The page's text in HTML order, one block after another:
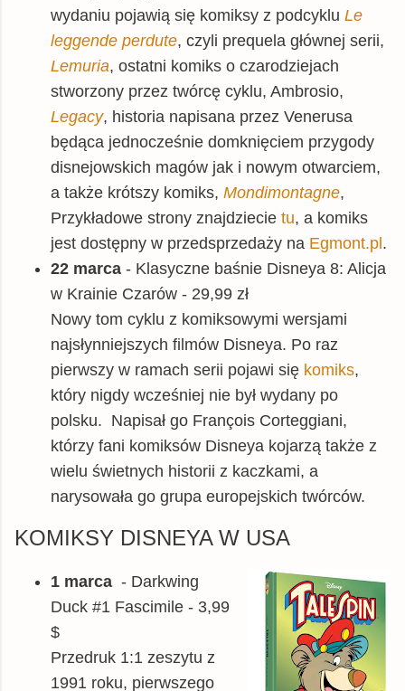
wydaniu pojawią się komiksy z podcyklu Le
leggende perdute, czyli prequela głównej serii,
Lemuria, ostatni komiks o czarodziejach
stworzony przez twórcę cyklu, Ambrosio,
Legacy, historia napisana przez Venerusa
będąca jednocześnie domknięciem przygody
disnejowskich magów jak i nowym otwarciem,
a także krótszy komiks, Mondimontagne,
Przykładowe strony znajdziecie tu, a komiks
jest dostępny w przedsprzedaży na Egmont.pl.
22 marca - Klasyczne baśnie Disneya 8: Alicja
w Krainie Czarów - 29,99 zł
Nowy tom cyklu z komiksowymi wersjami
najsłynniejszych filmów Disneya. Po raz
pierwszy w ramach serii pojawi się komiks,
który nigdy wcześniej nie był wydany po
polsku. Napisał go François Corteggiani,
którzy fani komiksów Disneya kojarzą także z
wielu świetnych historii z kaczkami, a
narysowała go grupa europejskich twórców.
KOMIKSY DISNEYA W USA
1 marca - Darkwing
Duck #1 Fascimile - 3,99
$
Przedruk 1:1 zeszytu z
1991 roku, pierwszego